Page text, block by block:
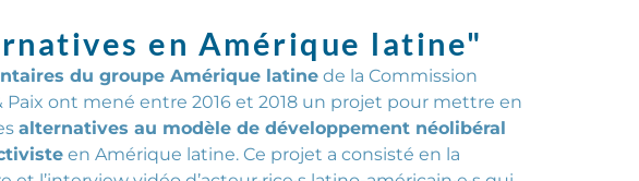
en Amérique latine"
du groupe Amérique latine de la Commission
Paix ont mené entre 2016 et 2018 un projet pour mettre en
alternatives au modèle de développement néolibéral
en Amérique latine. Ce projet a consisté en la